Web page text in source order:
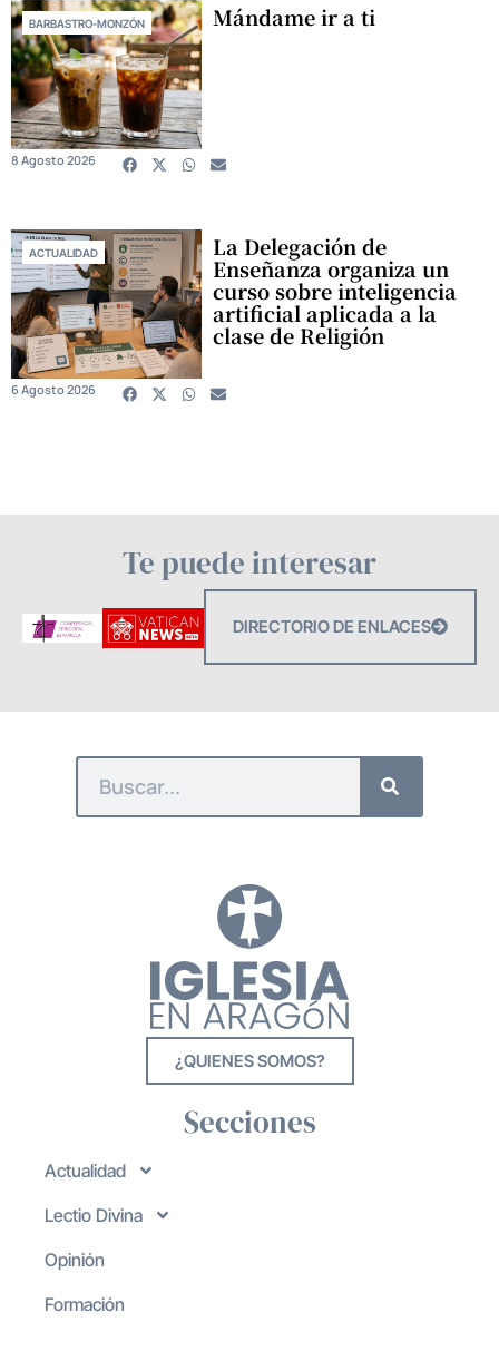
BARBASTRO-MONZÓN Mándame ir a ti
8 Agosto 2026
ACTUALIDAD La Delegación de
Enseñanza organiza un
curso sobre inteligencia
artificial aplicada a la
clase de Religión
6 Agosto 2026
Te puede interesar
DIRECTORIO DE ENLACES
¿QUIENES SOMOS?
Secciones
Actualidad
Lectio Divina
Opinión
Formación